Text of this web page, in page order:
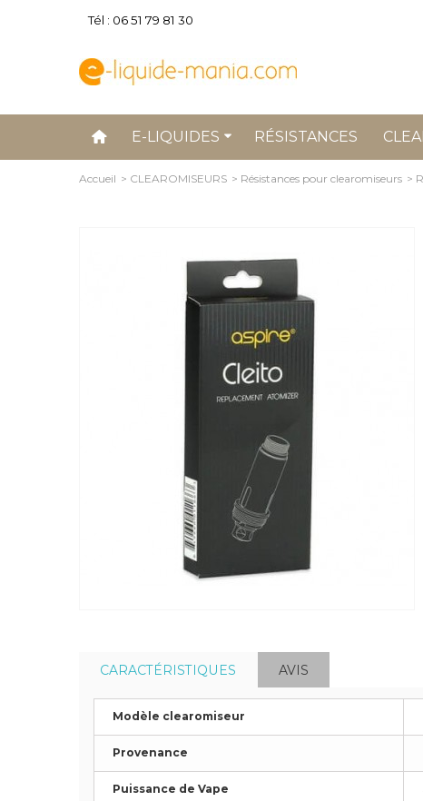
Tél : 06 51 79 81 30
E-LIQUIDES RÉSISTANCES
Accueil > CLEAROMISEURS > Résistances pour clearomiseurs >
CARACTÉRISTIQUES AVIS
Modèle clearomiseur
Provenance
Puissance de Vape